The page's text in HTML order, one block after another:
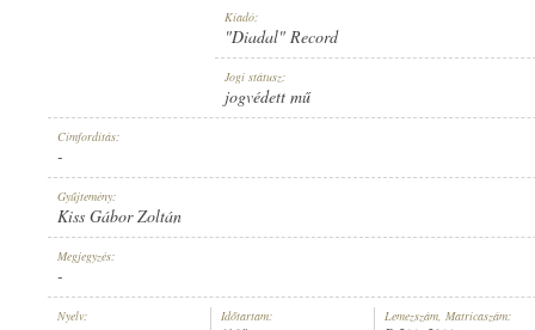
LEMEZSZÁM:
Kiadó:
"Diadal" Record
Jogi státusz:
jogvédett mű
Címfordítás:
-
Gyűjtemény:
Kiss Gábor Zoltán
Megjegyzés:
-
Nyelv: Időtartam: Lemezszám, Matricaszám: